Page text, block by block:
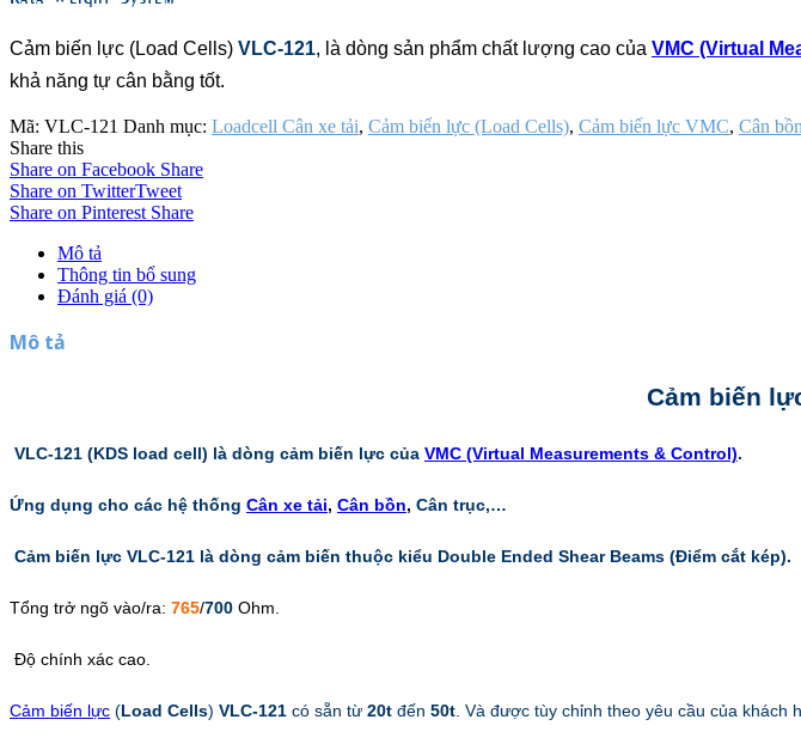
Cảm biến lực (Load Cells) VLC-121, là dòng sản phẩm chất lượng cao của VMC (Virtual
khả năng tự cân bằng tốt.
Mã: VLC-121 Danh mục: Loadcell Cân xe tải, Cảm biến lực (Load Cells), Cảm biến lực VMC, Cân
Share this
Share on Facebook Share
Share on TwitterTweet
Share on Pinterest Share
Mô tả
Thông tin bổ sung
Đánh giá (0)
Mô tả
Cảm biến
VLC-121 (KDS load cell) là dòng cảm biến lực của VMC (Virtual Measurements & Control).
Ứng dụng cho các hệ thống Cân xe tải, Cân bồn, Cân trục,…
Cảm biến lực VLC-121 là dòng cảm biến thuộc kiểu Double Ended Shear Beams (Điểm cắt kép).
Tổng trở ngõ vào/ra: 765/700 Ohm.
Độ chính xác cao.
Cảm biến lực (Load Cells) VLC-121 có sẵn từ 20t đến 50t . Và được tùy chỉnh theo yêu cầu của khách